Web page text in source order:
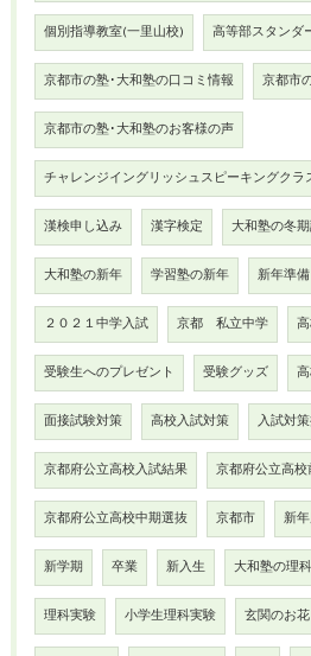
個別指導教室(一里山校) 高等部スタンダ
京都市の塾･大和塾の口コミ情報 京都市
京都市の塾･大和塾のお客様の声
チャレンジイングリッシュスピーキングクラ
漢検申し込み 漢字検定 大和塾の冬
大和塾の新年 学習塾の新年 新年準備
２０２１中学入試 京都 私立中学
受験生へのプレゼント 受験グッズ
面接試験対策 高校入試対策 入試対
京都府公立高校入試結果 京都府公立高
京都府公立高校中期選抜 京都市 新
新学期 卒業 新入生 大和塾の理
理科実験 小学生理科実験 玄関のお花